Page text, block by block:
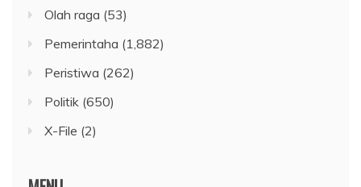
Olah raga (53)
Pemerintaha (1,882)
Peristiwa (262)
Politik (650)
X-File (2)